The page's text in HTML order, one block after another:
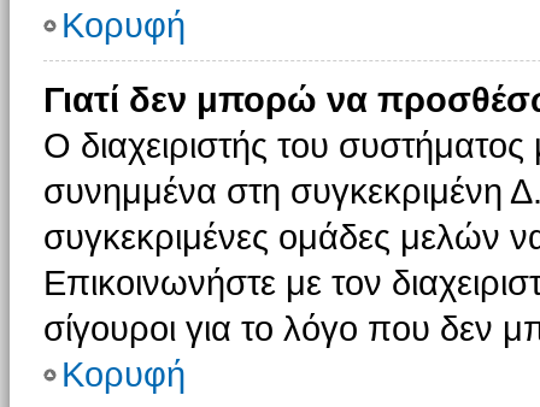
Κορυφή
Γιατί δεν μπορώ να
Ο διαχειριστής του
συνημμένα στη συγκεκριμένη
συγκεκριμένες ομάδες μελών
Επικοινωνήστε με τον
σίγουροι για το λόγο που δεν
Κορυφή